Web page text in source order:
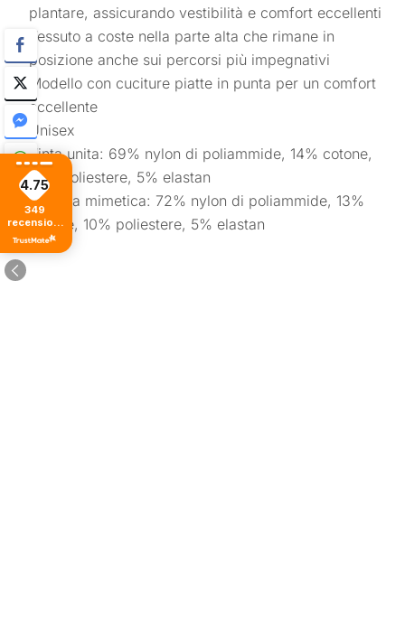
plantare, assicurando vestibilità e comfort eccellenti
Tessuto a coste nella parte alta che rimane in
posizione anche sui percorsi più impegnativi
Modello con cuciture piatte in punta per un comfort
eccellente
Unisex
Tinta unita: 69% nylon di poliammide, 14% cotone,
12% poliestere, 5% elastan
Stampa mimetica: 72% nylon di poliammide, 13%
cotone, 10% poliestere, 5% elastan
4.75
349
recensioni
di tutti i